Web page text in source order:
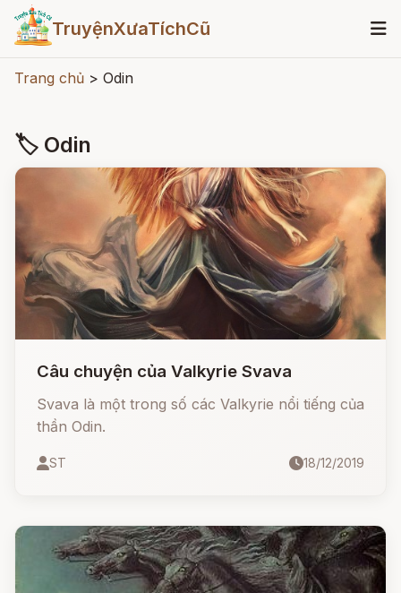
TruyệnXưaTíchCũ
Trang chủ > Odin
🏷 Odin
Câu chuyện của Valkyrie Svava
Svava là một trong số các Valkyrie nổi tiếng của
thần Odin.
ST 18/12/2019